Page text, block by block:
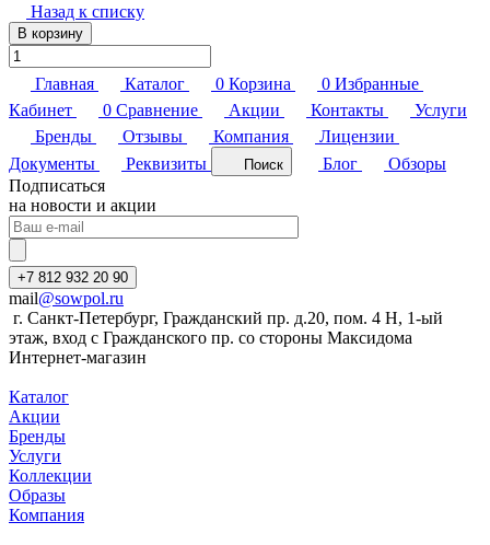
Назад к списку
В корзину
Главная Каталог 0 Корзина 0 Избранные
Кабинет
0 Сравнение Акции Контакты
Услуги
Бренды
Отзывы Компания
Лицензии
Документы
Реквизиты Поиск Блог
Обзоры
Подписаться
на новости и акции
+7 812 932 20 90
mail@sowpol.ru
г. Санкт-Петербург, Гражданский пр. д.20, пом. 4 Н, 1-ый
этаж, вход с Гражданского пр. со стороны Максидома
Интернет-магазин
Каталог
Акции
Бренды
Услуги
Коллекции
Образы
Компания